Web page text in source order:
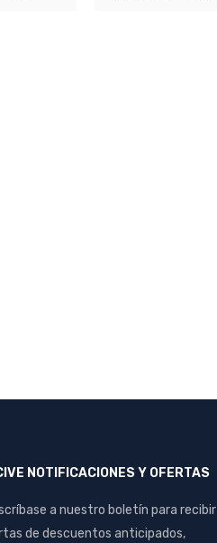
NOTIFICACIONES Y OFERTAS
a nuestro boletín para recibir
de descuentos anticipados,